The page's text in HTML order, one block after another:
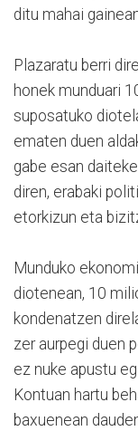
ditu mahai
Plazaratu berri
honek munduari
suposatuko
ematen duen
gabe esan
diren, erabaki
etorkizun eta
Munduko
diotenean, 10
kondenatzen
zer aurpegi duen
ez nuke apustu
Kontuan hartu
baxuenean